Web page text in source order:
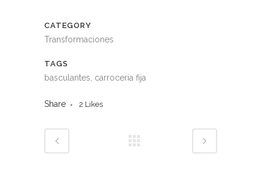
CATEGORY
Transformaciones
TAGS
basculantes, carroceria fija
Share 2 Likes